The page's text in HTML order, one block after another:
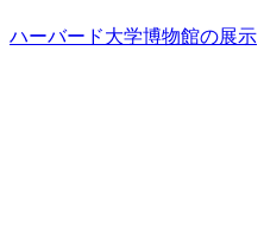
ハーバード大学博物館の展示